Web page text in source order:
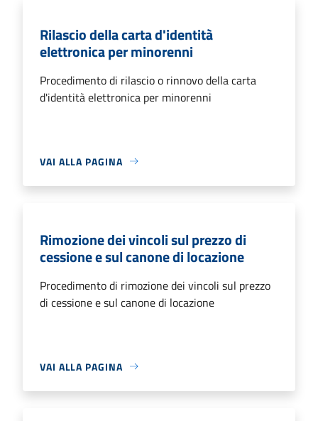
Rilascio della carta d'identità
elettronica per minorenni
Procedimento di rilascio o rinnovo della carta
d'identità elettronica per minorenni
VAI ALLA PAGINA
Rimozione dei vincoli sul prezzo di
cessione e sul canone di locazione
Procedimento di rimozione dei vincoli sul prezzo
di cessione e sul canone di locazione
VAI ALLA PAGINA